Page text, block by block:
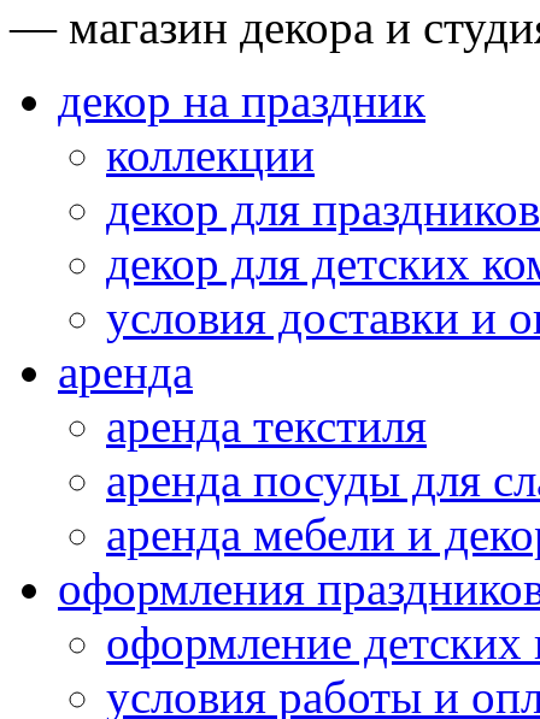
— магазин декора и
декор на праздник
коллекции
декор для праздников
декор для детских
условия доставки и
аренда
аренда текстиля
аренда посуды для
аренда мебели и
оформления
оформление детских
условия работы и